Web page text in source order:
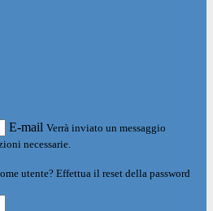
E-mail Verrà inviato un messaggio
necessarie.
utente? Effettua il reset della password